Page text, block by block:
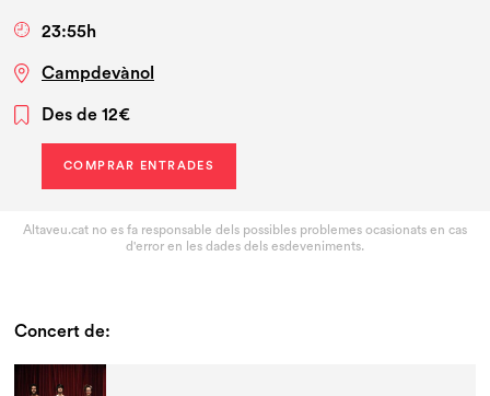
23:55h
Campdevànol
Des de 12€
COMPRAR ENTRADES
Altaveu.cat no es fa responsable dels possibles problemes ocasionats en cas
d'error en les dades dels esdeveniments.
Concert de: